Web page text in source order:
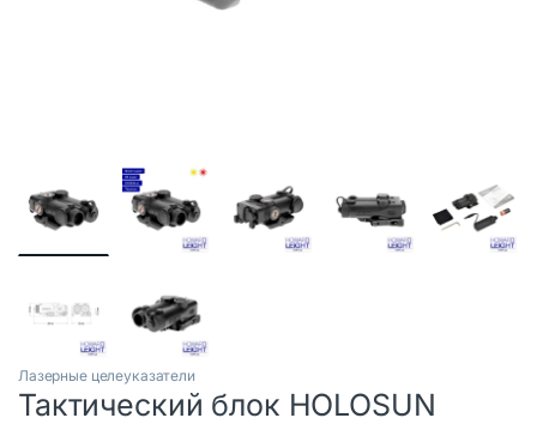
Лазерные целеуказатели
Тактический блок HOLOSUN